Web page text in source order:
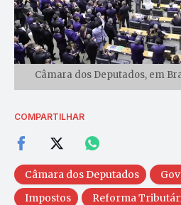
Câmara dos Deputados, em
COMPARTILHAR
Câmara dos Deputados
Impostos
Reforma